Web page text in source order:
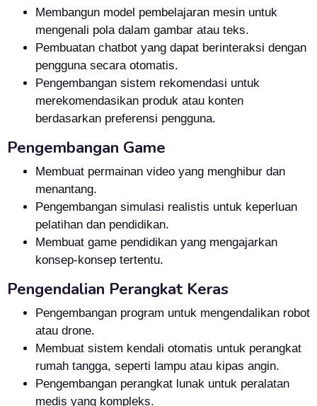
Membangun model pembelajaran mesin untuk
mengenali pola dalam gambar atau teks.
Pembuatan chatbot yang dapat berinteraksi dengan
pengguna secara otomatis.
Pengembangan sistem rekomendasi untuk
merekomendasikan produk atau konten
berdasarkan preferensi pengguna.
Pengembangan Game
Membuat permainan video yang menghibur dan
menantang.
Pengembangan simulasi realistis untuk keperluan
pelatihan dan pendidikan.
Membuat game pendidikan yang mengajarkan
konsep-konsep tertentu.
Pengendalian Perangkat Keras
Pengembangan program untuk mengendalikan robot
atau drone.
Membuat sistem kendali otomatis untuk perangkat
rumah tangga, seperti lampu atau kipas angin.
Pengembangan perangkat lunak untuk peralatan
medis yang kompleks.